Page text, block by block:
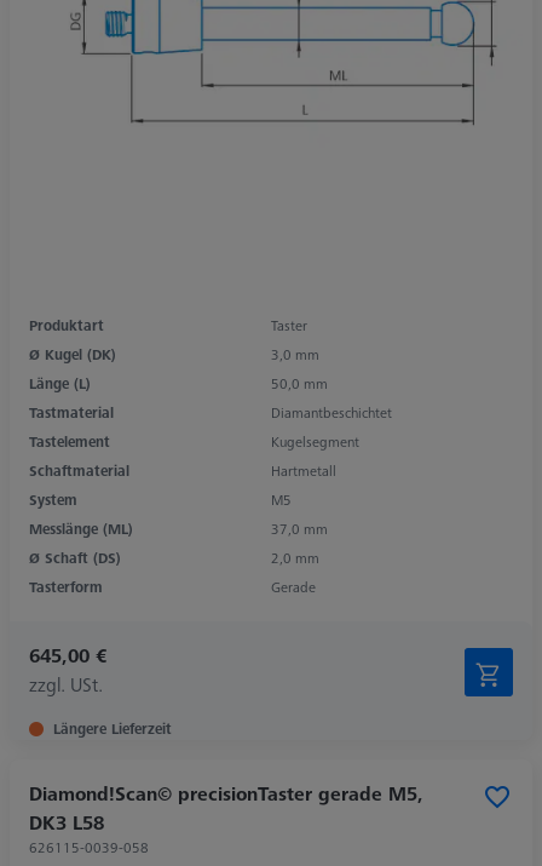
Produktart
Taster
Ø Kugel (DK)
3,0 mm
Länge (L)
50,0 mm
Tastmaterial
Diamantbeschichtet
Tastelement
Kugelsegment
Schaftmaterial
Hartmetall
System
M5
Messlänge (ML)
37,0 mm
Ø Schaft (DS)
2,0 mm
Tasterform
Gerade
645,00 €
zzgl. USt.
Längere Lieferzeit
Diamond!Scan© precisionTaster gerade M5,
DK3 L58
626115-0039-058